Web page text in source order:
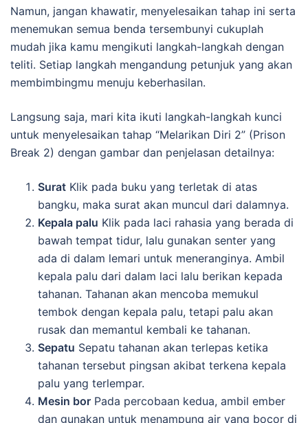
Namun, jangan khawatir, menyelesaikan tahap ini serta
menemukan semua benda tersembunyi cukuplah
mudah jika kamu mengikuti langkah-langkah dengan
teliti. Setiap langkah mengandung petunjuk yang akan
membimbingmu menuju keberhasilan.
Langsung saja, mari kita ikuti langkah-langkah kunci
untuk menyelesaikan tahap “Melarikan Diri 2” (Prison
Break 2) dengan gambar dan penjelasan detailnya:
Surat Klik pada buku yang terletak di atas
bangku, maka surat akan muncul dari dalamnya.
Kepala palu Klik pada laci rahasia yang berada di
bawah tempat tidur, lalu gunakan senter yang
ada di dalam lemari untuk meneranginya. Ambil
kepala palu dari dalam laci lalu berikan kepada
tahanan. Tahanan akan mencoba memukul
tembok dengan kepala palu, tetapi palu akan
rusak dan memantul kembali ke tahanan.
Sepatu Sepatu tahanan akan terlepas ketika
tahanan tersebut pingsan akibat terkena kepala
palu yang terlempar.
Mesin bor Pada percobaan kedua, ambil ember
dan gunakan untuk menampung air yang bocor di